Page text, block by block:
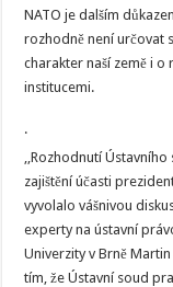
NATO je dalším
rozhodně není určovat
charakter naší země i o
institucemi.
·
,,Rozhodnutí
zajištění účasti
vyvolalo vášnivou
experty na ústavní
Univerzity v Brně
tím, že Ústavní soud